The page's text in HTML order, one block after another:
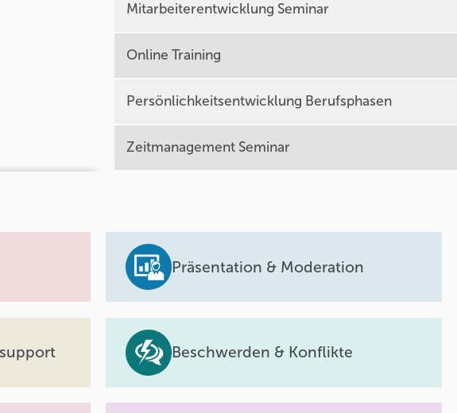
Mitarbeiterentwicklung Seminar
Online Training
Persönlichkeitsentwicklung Berufsphasen
Zeitmanagement Seminar
Präsentation & Moderation
Beschwerden & Konflikte